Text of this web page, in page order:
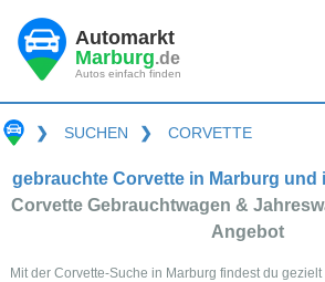
Automarkt
Marburg.de
Autos einfach finden
❯ SUCHEN ❯ CORVETTE
gebrauchte Corvette in Marburg und
Corvette Gebrauchtwagen &
Angebot
Mit der Corvette-Suche in Marburg findest du